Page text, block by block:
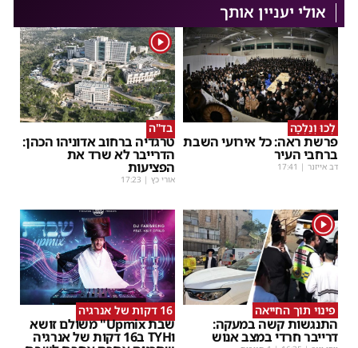
אולי יעניין אותך
לְכוּ וְנֵלְכָה
פרשת ראה: כל אירועי השבת
ברחבי העיר
דב אייזנר |
17:41
1
בד"ה
טרגדיה ברחוב אדוניהו הכהן:
הדרייבר לא שרד את
הפציעות
אורי כץ |
17:23
1
פינוי תוך החייאה
התנגשות קשה במעקה:
דרייבר חרדי במצב אנוש
16 דקות של אנרגיה
שבת Upmix" משולם זושא
וTYH ב16 דקות של אנרגיה